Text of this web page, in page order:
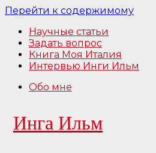
Перейти к содержимому
Научные статьи
Задать вопрос
Книга Моя Италия
Интервью Инги Ильм
Обо мне
Инга Ильм